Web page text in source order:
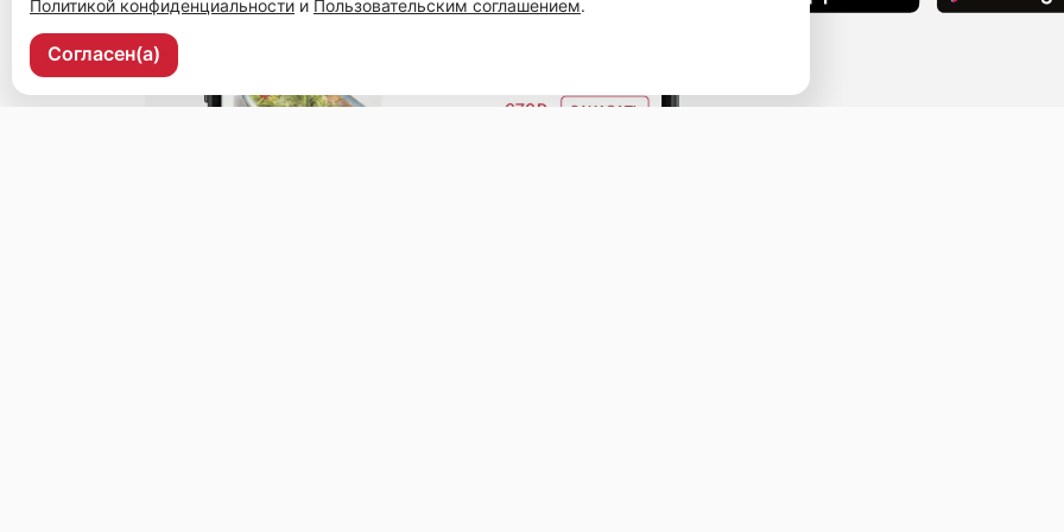
Политикой конфиденциальности и Пользовательским соглашением.
Согласен(а)